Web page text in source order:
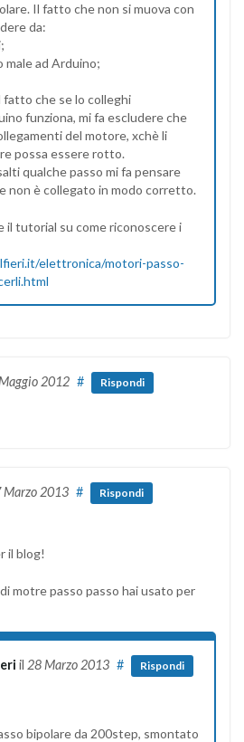
Il fatto che non si muova con
da:
ad Arduino;
che se lo colleghi
funziona, mi fa escludere che
del motore, xchè li
possa essere rotto.
qualche passo mi fa pensare
non è collegato in modo corretto.
il tutorial su come riconoscere i
elettronica/motori-passo-
2012 # Rispondi
Marzo 2013 # Rispondi
il blog!
motre passo passo hai usato per
il 28 Marzo 2013 # Rispondi
bipolare da 200step, smontato